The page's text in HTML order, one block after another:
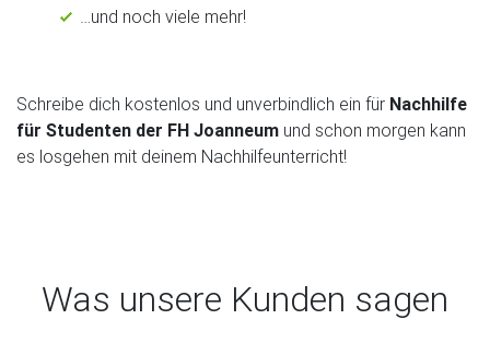
…und noch viele mehr!
Schreibe dich kostenlos und unverbindlich ein für Nachhilfe
für Studenten der FH Joanneum und schon morgen kann
es losgehen mit deinem Nachhilfeunterricht!
Was unsere Kunden sagen